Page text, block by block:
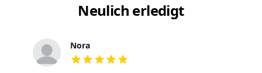
Neulich erledigt
Nora
out of 5 stars